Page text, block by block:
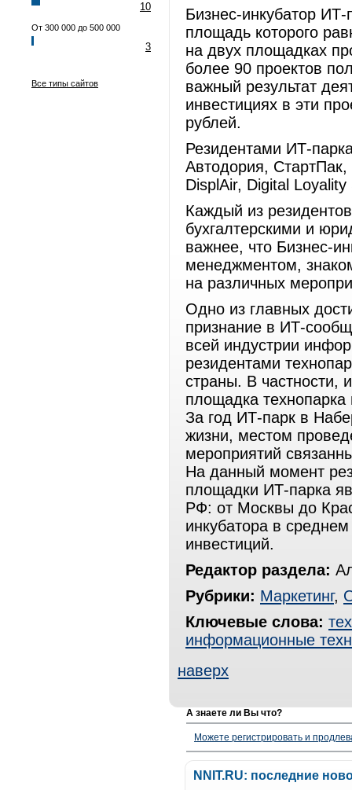
10
От 300 000 до 500 000
3
Все типы сайтов
Бизнес-инкубатор
площадь которого
на двух площадках
более 90 проектов
важный результат
инвестициях в эти
рублей.
Резидентами ИТ-
Автодория,
DisplAir, Digital
Каждый из
бухгалтерскими и
важнее, что Бизнес-
менеджментом,
на различных
Одно из главных
признание в ИТ-
всей индустрии
резидентами
страны. В частности,
площадка
За год ИТ-парк в
жизни, местом
мероприятий
На данный момент
площадки ИТ-парка
РФ: от Москвы до
инкубатора в
инвестиций.
Редактор раздела:
Рубрики: Маркетинг,
Ключевые слова:
информационные
наверх
А знаете ли Вы что?
Можете регистрировать и
NNIT.RU: последние